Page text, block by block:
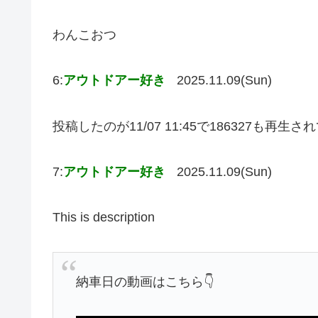
わんこおつ
6:アウトドアー好き 2025.11.09(Sun)
投稿したのが11/07 11:45で186327も再生さ
7:アウトドアー好き 2025.11.09(Sun)
This is description
納車日の動画はこちら👇